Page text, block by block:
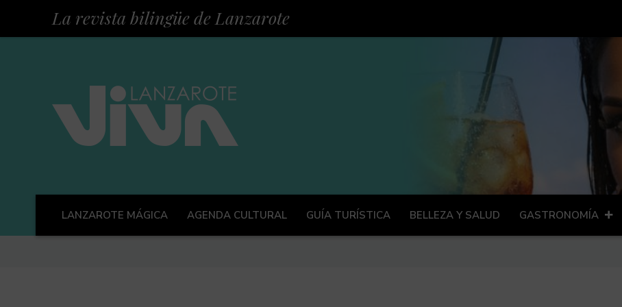
La revista bilingüe de Lanzarote
LANZAROTE MÁGICA AGENDA CULTURAL GUÍA TURÍSTICA BELLEZA Y SALUD GASTRONOMÍA